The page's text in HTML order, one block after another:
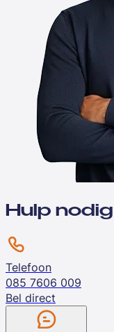
Hulp
Telefoon
085 7606 009
Bel direct